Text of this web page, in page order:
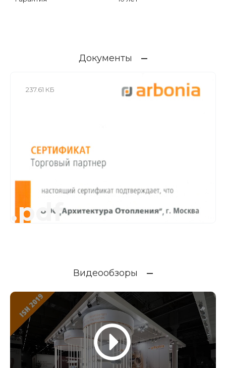
Документы
237.61 КБ
.pdf
Видеообзоры